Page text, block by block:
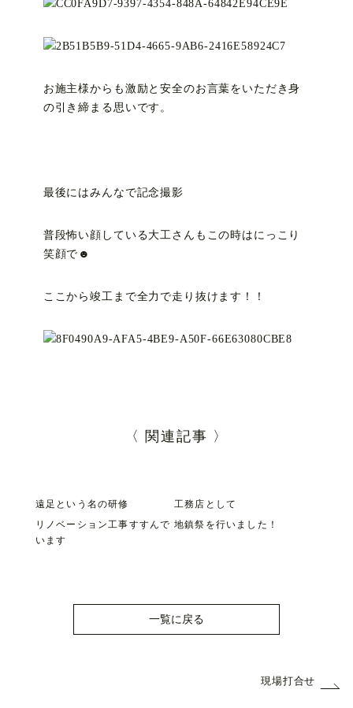
お施主様からも激励と安全のお言葉をいただき身
の引き締まる思いです。
最後にはみんなで記念撮影
普段怖い顔している大工さんもこの時はにっこり
笑顔で☻
ここから竣工まで全力で走り抜けます！！
〈 関連記事 〉
遠足という名の研修
工務店として
リノベーション工事すすんで
います
地鎮祭を行いました！
一覧に戻る
現場打合せ